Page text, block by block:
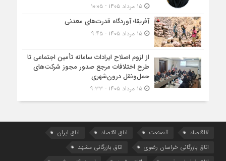
۱۵ مرداد ۱۴۰۵ - ۱۰:۰۵
آفریقا؛ آوردگاه قدرت‌های معدنی
۱۵ مرداد ۱۴۰۵ - ۹:۴۵
از لزوم اصلاح ایرادات سامانه تأمین اجتماعی تا
طرح اختلافات مرجع صدور مجوز شرکت‌های
حمل‌ونقل درون‌شهری
۱۵ مرداد ۱۴۰۵ - ۹:۳۳
#اقتصاد #صنعت اتاق اقتصاد
اتاق ایران
اتاق بازرگانی خراسان رضوی
اتاق بازرگانی مشهد